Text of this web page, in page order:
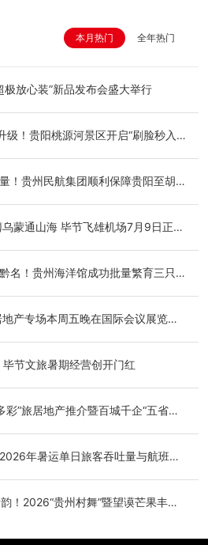
本月热门 全年热门
极放心装”新品发布会盛大举行
级！贵阳桃源河景区开启“刷脸秒入
！贵州民航集团顺利保障贵阳至胡
蒙通山海 毕节飞雄机场7月9日正式
名！贵州海洋馆成功批量繁育三只
产专场本周五晚在国际会议展览中
毕节文旅暑期经营创开门红
彩”旅居地产推介暨百城千企“五省
年暑运单日旅客吞吐量与航班起
！2026“贵州村舞”暨望谟芒果丰收